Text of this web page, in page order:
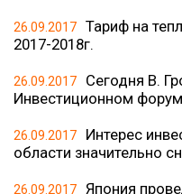
26.09.2017
Тариф на
2017-2018г.
26.09.2017
Сегодня В.
Инвестиционном
26.09.2017
Интерес
области значительно
26.09.2017 Япония